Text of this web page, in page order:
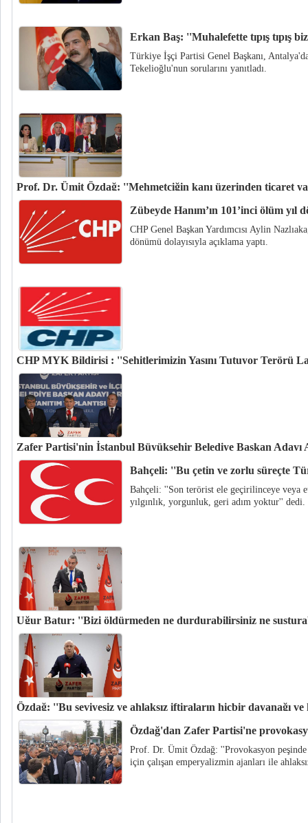
Erkan Baş: ''Muhalefette tıpış tıpış
Türkiye İşçi Partisi Genel Başkanı,
Tekelioğlu'nun sorularını yanıtladı.
Prof. Dr. Ümit Özdağ: ''Mehmetçiğin kanı üzerinden ticaret
Zafer Partisi Genel Başkanı Prof. Dr. Ümit Özdağ, Adana’da basın
Zübeyde Hanım’ın 101’inci ölüm yıl
CHP Genel Başkan Yardımcısı Aylin
dönümü dolayısıyla açıklama yaptı.
CHP MYK Bildirisi : ''Şehitlerimizin Yasını Tutuyor Terörü
CHP MYK, Irak’ın kuzeyindeki Pençe – Kilit Harekat Bölgesinden
yayınladı. İşte o bildiri:
Zafer Partisi'nin İstanbul Büyükşehir Belediye Başkan
Zafer Partisi'nin İstanbul Büyükşehir Belediye Başkan Adayı Ülkü
Azmi Karamahmutoğlu oldu
Bahçeli: ''Bu çetin ve zorlu süreçte
Bahçeli: ''Son terörist ele geçirilinceye veya
yılgınlık, yorgunluk, geri adım yoktur'' dedi.
Uğur Batur: ''Bizi öldürmeden ne durdurabilirsiniz ne
Zafer Partisi Sözcüsü Uğur Batur; ''Ülkemizin örtülü işgaline müsaade
sızan mafya ile de ajanlarla da mücadelemizi sonuna kadar sürdüreceğiz''
Özdağ: ''Bu seviyesiz ve ahlaksız iftiraların hiçbir dayanağı
Zafer Partisi Genel Başkanı Prof. Dr. Ümit Özdağ, Zafer Partisi’ne
verdi.
Özdağ'dan Zafer Partisi'ne
Prof. Dr. Ümit Özdağ: ''Provokasyon
için çalışan emperyalizmin ajanları ile